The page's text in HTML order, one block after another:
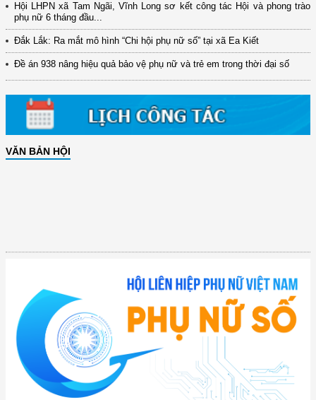
Hội LHPN xã Tam Ngãi, Vĩnh Long sơ kết công tác Hội và phong trào
phụ nữ 6 tháng đầu...
Đắk Lắk: Ra mắt mô hình “Chi hội phụ nữ số” tại xã Ea Kiết
Đề án 938 nâng hiệu quả bảo vệ phụ nữ và trẻ em trong thời đại số
VĂN BẢN HỘI